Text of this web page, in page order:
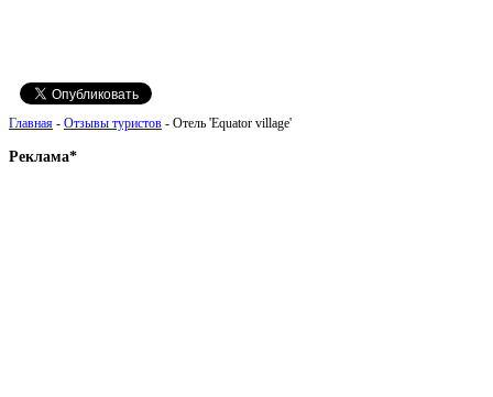
Главная - Отзывы туристов - Отель 'Equator village'
Реклама*